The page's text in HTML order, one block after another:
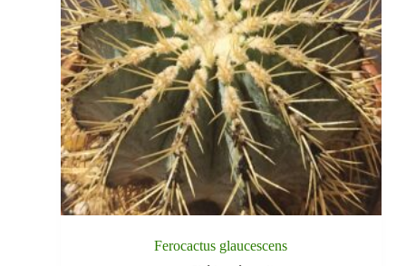
Ferocactus glaucescens